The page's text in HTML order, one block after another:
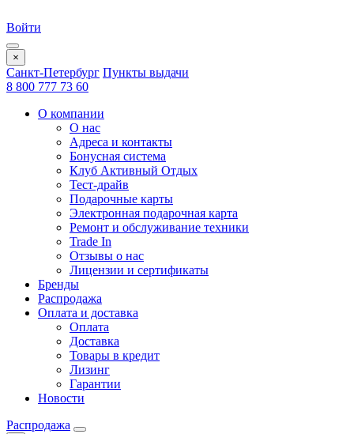
Войти
×
Санкт-Петербург Пункты выдачи
8 800 777 73 60
О компании
О нас
Адреса и контакты
Бонусная система
Клуб Активный Отдых
Тест-драйв
Подарочные карты
Электронная подарочная карта
Ремонт и обслуживание техники
Trade In
Отзывы о нас
Лицензии и сертификаты
Бренды
Распродажа
Оплата и доставка
Оплата
Доставка
Товары в кредит
Лизинг
Гарантии
Новости
Распродажа